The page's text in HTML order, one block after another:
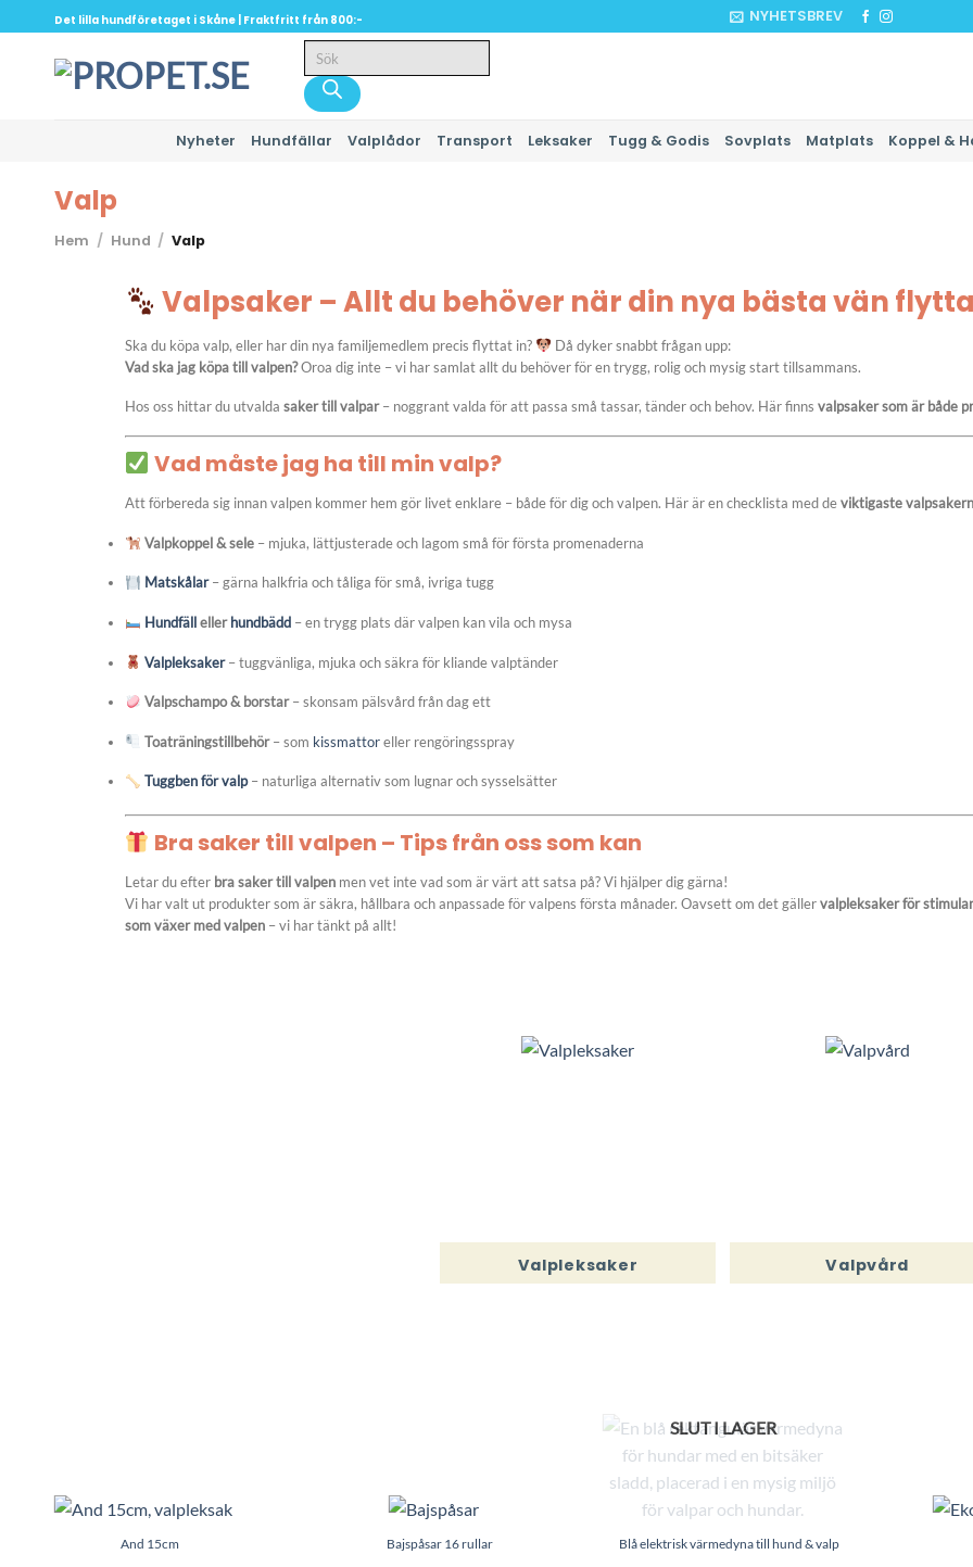
to
content
Det lilla hundföretaget i Skåne | Fraktfritt från 800:- NYHETSBREV
Nyheter Hundfällar Valplådor Transport Leksaker Tugg & Godis Sovplats Matplats Koppel &
Valp
Hem / Hund / Valp
Valpsaker – Allt du behöver när din nya bästa vän
Ska du köpa valp, eller har din nya familjemedlem precis flyttat in?
Då dyker snabbt frågan upp:
Vad ska jag köpa till valpen?Oroa dig inte – vi har samlat allt du behöver för en trygg, rolig och mysig start tillsammans.
Hos oss hittar du utvalda saker till valpar– noggrant valda för att passa små tassar, tänder och behov. Här finns valpsaker som är både
Vad måste jag ha till min valp?
Att förbereda sig innan valpen kommer hem gör livet enklare – både för dig och valpen. Här är en checklista med deviktigaste
Valpkoppel & sele– mjuka, lättjusterade och lagom små för första promenaderna
Matskålar– gärna halkfria och tåliga för små, ivriga tugg
Hundfällellerhundbädd– en trygg plats där valpen kan vila och mysa
Valpleksaker– tuggvänliga, mjuka och säkra för kliande valptänder
Valpschampo & borstar– skonsam pälsvård från dag ett
Toaträningstillbehör– som kissmattoreller rengöringsspray
Tuggben för valp– naturliga alternativ som lugnar och sysselsätter
Bra saker till valpen – Tips från oss som kan
Letar du efter bra saker till valpen men vet inte vad som är värt att satsa på? Vi hjälper dig gärna!
Vi har valt ut produkter som är säkra, hållbara och anpassade för valpens första månader. Oavsett om det gällervalpleksaker för
som växer med valpen – vi har tänkt på allt!
Valpleksaker Valpvård
And 15cm Bajspåsar 16 rullar
SLUT I LAGER
Blå elektrisk värmedyna till hund & valp